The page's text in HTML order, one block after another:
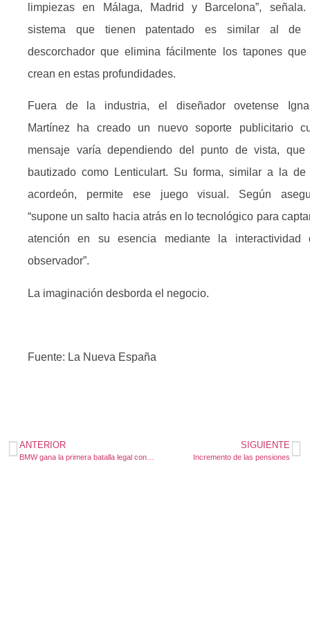
limpiezas en Málaga, Madrid y Barcelona”,
sistema que tienen patentado es similar al de
descorchador que elimina fácilmente los tapones
crean en estas profundidades.
Fuera de la industria, el diseñador ovetense
Martínez ha creado un nuevo soporte publicitario
mensaje varía dependiendo del punto de vista, que
bautizado como Lenticulart. Su forma, similar a la de
acordeón, permite ese juego visual. Según
“supone un salto hacia atrás en lo tecnológico para
atención en su esencia mediante la interactividad
observador”.
La imaginación desborda el negocio.
Fuente: La Nueva España
ANTERIOR SIGUIENTE
Incremento de las pensiones